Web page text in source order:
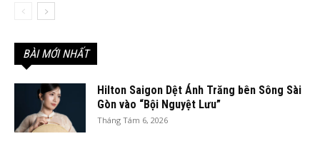
BÀI MỚI NHẤT
Hilton Saigon Dệt Ánh Trăng bên Sông Sài
Gòn vào “Bội Nguyệt Lưu”
Tháng Tám 6, 2026